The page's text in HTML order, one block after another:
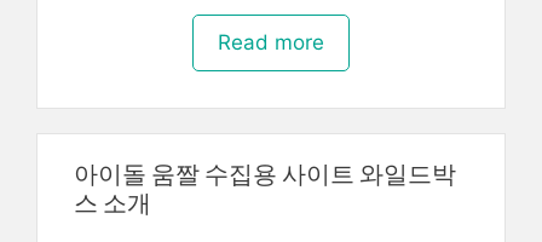
Read more
아이돌 움짤 수집용 사이트 와일드박
스 소개